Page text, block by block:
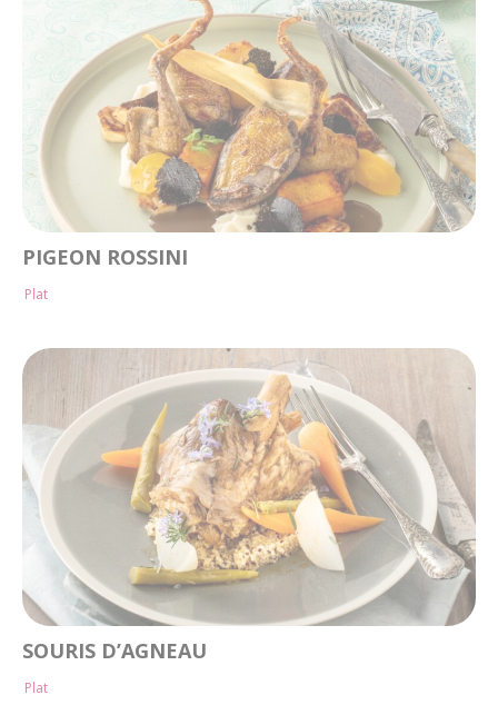
PIGEON ROSSINI
Plat
SOURIS D’AGNEAU
Plat